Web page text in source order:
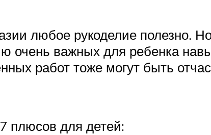
любое рукоделие полезно.
очень важных для ребенка
работ тоже могут быть
плюсов для детей: